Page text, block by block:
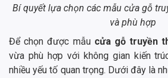
Bí quyết lựa chọn các mẫu cửa gỗ
và phù hợp
Để chọn được mẫu cửa gỗ truyền
vừa phù hợp với không gian kiến
nhiều yếu tố quan trọng. Dưới đây là